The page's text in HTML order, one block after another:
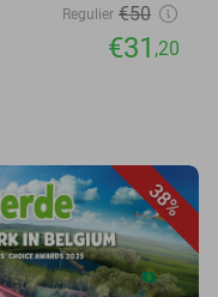
Regulier €50
€31 ,20
38%